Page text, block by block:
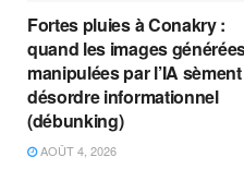
Fortes pluies à Conakry :
quand les images
manipulées par l’IA
désordre informationnel
(débunking)
AOÛT 4, 2026